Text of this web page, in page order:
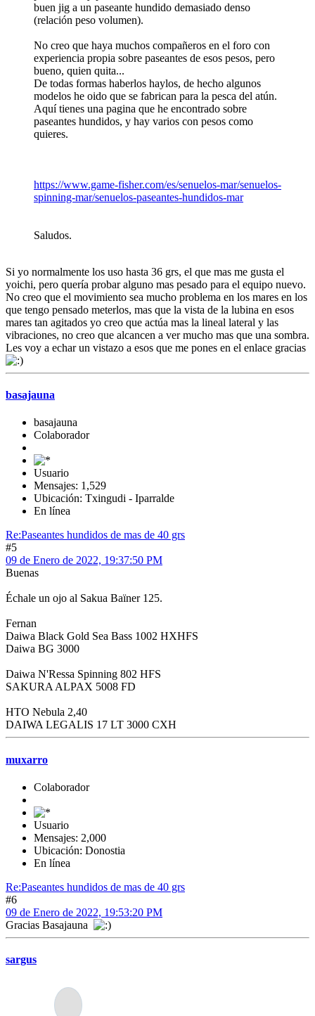
buen jig a un paseante hundido demasiado denso
(relación peso volumen).
No creo que haya muchos compañeros en el foro con
experiencia propia sobre paseantes de esos pesos, pero
bueno, quien quita...
De todas formas haberlos haylos, de hecho algunos
modelos he oido que se fabrican para la pesca del atún.
Aquí tienes una pagina que he encontrado sobre
paseantes hundidos, y hay varios con pesos como
quieres.
https://www.game-fisher.com/es/senuelos-mar/senuelos-
spinning-mar/senuelos-paseantes-hundidos-mar
Saludos.
Si yo normalmente los uso hasta 36 grs, el que mas me gusta el
yoichi, pero quería probar alguno mas pesado para el equipo nuevo.
No creo que el movimiento sea mucho problema en los mares en los
que tengo pensado meterlos, mas que la vista de la lubina en esos
mares tan agitados yo creo que actúa mas la lineal lateral y las
vibraciones, no creo que alcancen a ver mucho mas que una sombra.
Les voy a echar un vistazo a esos que me pones en el enlace gracias
basajauna
basajauna
Colaborador
Usuario
Mensajes: 1,529
Ubicación: Txingudi - Iparralde
En línea
Re:Paseantes hundidos de mas de 40 grs
#5
09 de Enero de 2022, 19:37:50 PM
Buenas
Échale un ojo al Sakua Baïner 125.
Fernan
Daiwa Black Gold Sea Bass 1002 HXHFS
Daiwa BG 3000
Daiwa N'Ressa Spinning 802 HFS
SAKURA ALPAX 5008 FD
HTO Nebula 2,40
DAIWA LEGALIS 17 LT 3000 CXH
muxarro
Colaborador
Usuario
Mensajes: 2,000
Ubicación: Donostia
En línea
Re:Paseantes hundidos de mas de 40 grs
#6
09 de Enero de 2022, 19:53:20 PM
Gracias Basajauna
sargus